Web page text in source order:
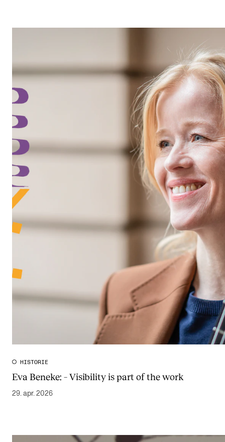
HISTORIE
Eva Beneke: – Visibility is part of the work
29. apr. 2026